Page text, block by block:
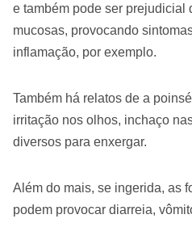
e também pode ser prejudicial
mucosas, provocando
inflamação, por exemplo.
Também há relatos de a
irritação nos olhos, inchaço
diversos para enxergar.
Além do mais, se ingerida, as
podem provocar diarreia,